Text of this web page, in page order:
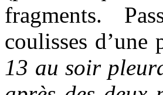
fragments.
coulisses
13 au soir